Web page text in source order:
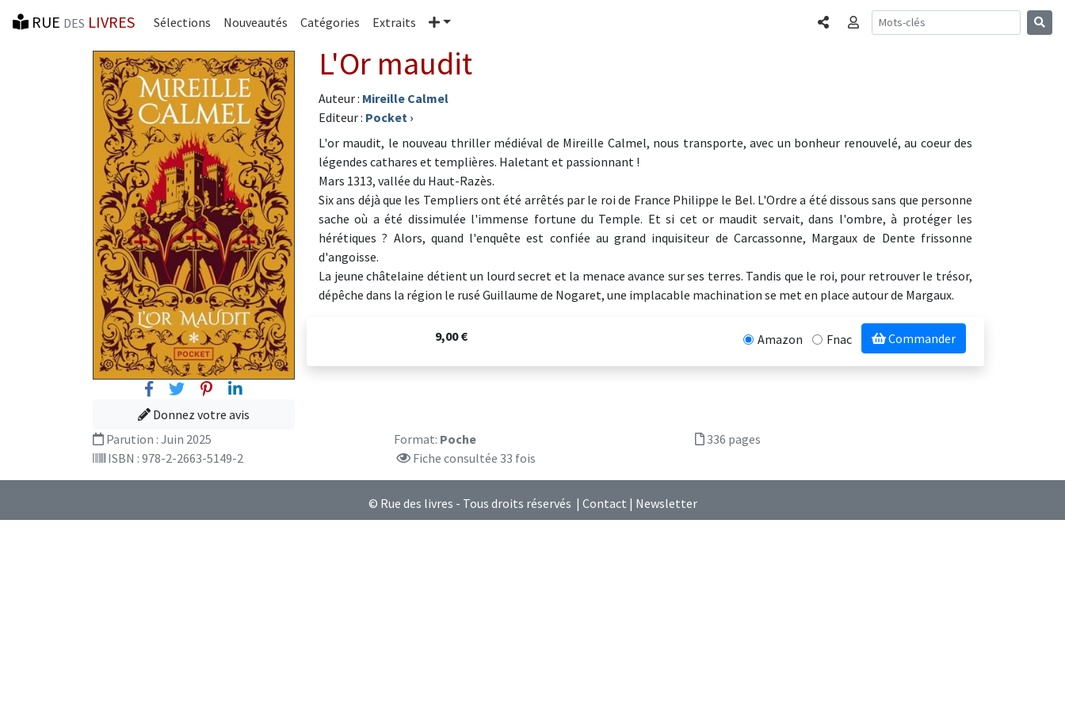
RUE DES LIVRES Sélections Nouveautés Catégories Extraits Plus PartagerConnexion
FacebookTwitterPinterest
Linkedin
Donnez votre avis
L'Or maudit
Auteur : Mireille Calmel
Editeur : Pocket ›
L'or maudit, le nouveau thriller médiéval de Mireille Calmel, nous transporte, avec un bonheur renouvelé, au coeur des
légendes cathares et templières. Haletant et passionnant !
Mars 1313, vallée du Haut-Razès.
Six ans déjà que les Templiers ont été arrêtés par le roi de France Philippe le Bel. L'Ordre a été dissous sans que personne
sache où a été dissimulée l'immense fortune du Temple. Et si cet or maudit servait, dans l'ombre, à protéger les
hérétiques ? Alors, quand l'enquête est confiée au grand inquisiteur de Carcassonne, Margaux de Dente frissonne
d'angoisse.
La jeune châtelaine détient un lourd secret et la menace avance sur ses terres. Tandis que le roi, pour retrouver le trésor,
dépêche dans la région le rusé Guillaume de Nogaret, une implacable machination se met en place autour de Margaux.
9,00 € Amazon Fnac Commander
Parution : Juin 2025 Format: Poche
336 pages
ISBN : 978-2-2663-5149-2
Fiche consultée 33 fois
© Rue des livres - Tous droits réservés | Contact | Newsletter